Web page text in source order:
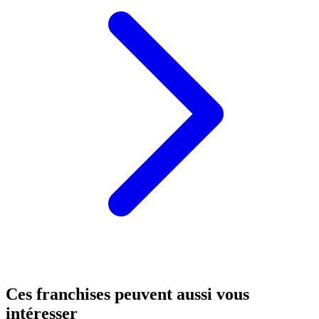
Ces franchises peuvent aussi vous
intéresser